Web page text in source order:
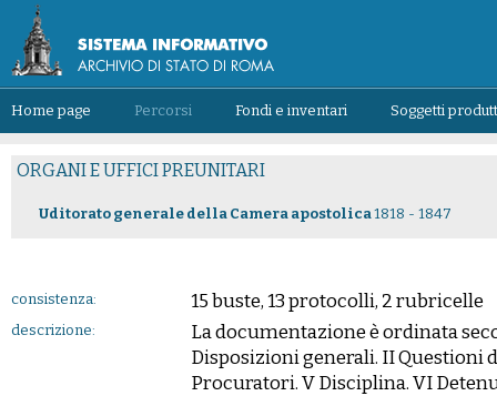
Home page Percorsi Fondi e inventari Soggetti
ORGANI E UFFICI PREUNITARI
Uditorato generale della Camera apostolica1818 - 1847
consistenza: 15 buste, 13 protocolli, 2 rubricelle
descrizione:
La documentazione è ordinata
Disposizioni generali. II Questioni
Procuratori. V Disciplina. VI